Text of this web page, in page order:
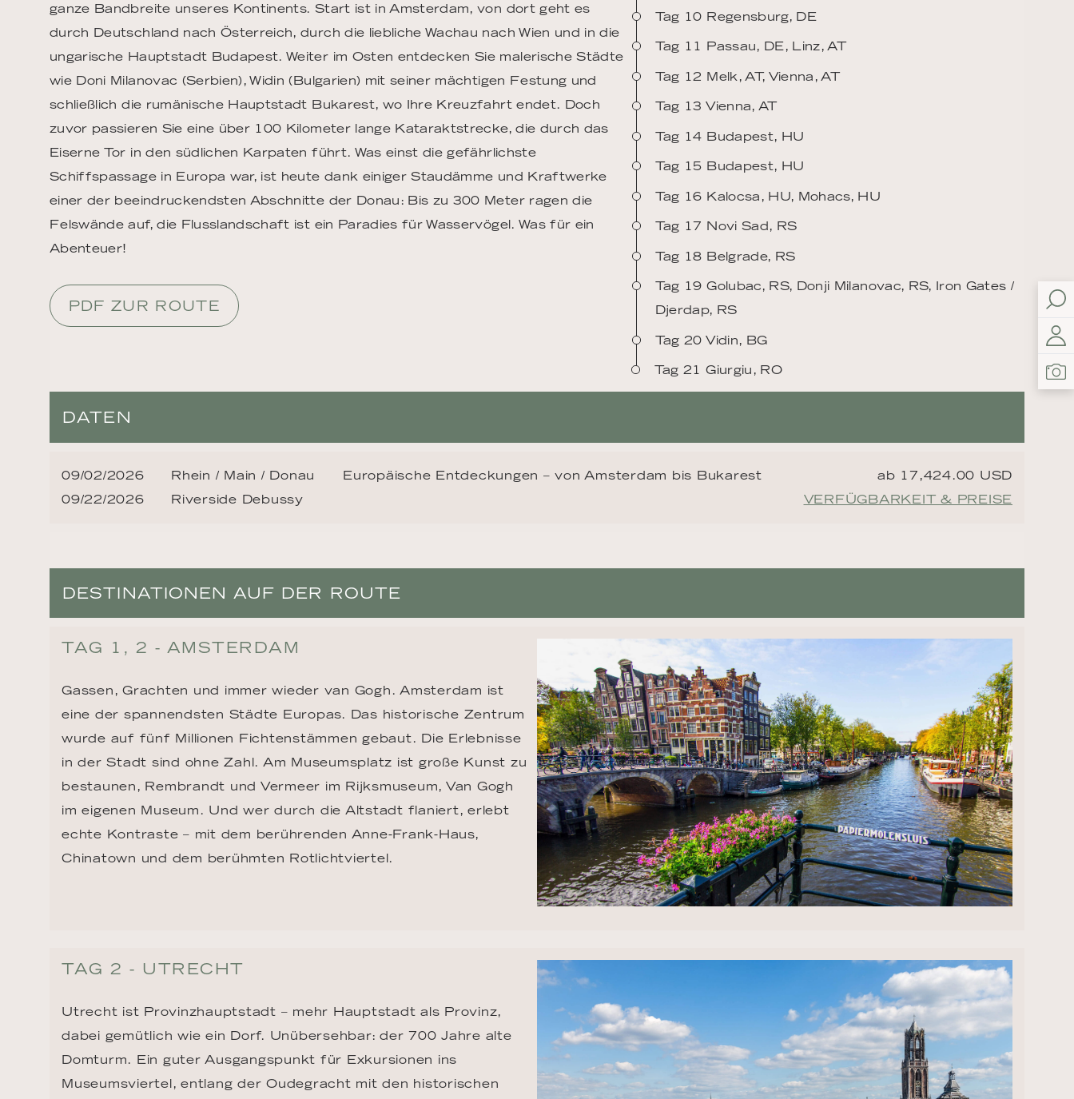
Tag 10 Regensburg, DE
Tag 11 Passau, DE, Linz, AT
Tag 12 Melk, AT, Vienna, AT
Tag 13 Vienna, AT
Tag 14 Budapest, HU
Tag 15 Budapest, HU
Tag 16 Kalocsa, HU, Mohacs, HU
Tag 17 Novi Sad, RS
Tag 18 Belgrade, RS
Tag 19 Golubac, RS, Donji Milanovac, RS, Iron Gates /
Djerdap, RS
Tag 20 Vidin, BG
Tag 21 Giurgiu, RO
ganze Bandbreite unseres Kontinents. Start ist in Amsterdam, von dort geht es
durch Deutschland nach Österreich, durch die liebliche Wachau nach Wien und in die
ungarische Hauptstadt Budapest. Weiter im Osten entdecken Sie malerische Städte
wie Doni Milanovac (Serbien), Widin (Bulgarien) mit seiner mächtigen Festung und
schließlich die rumänische Hauptstadt Bukarest, wo Ihre Kreuzfahrt endet. Doch
zuvor passieren Sie eine über 100 Kilometer lange Kataraktstrecke, die durch das
Eiserne Tor in den südlichen Karpaten führt. Was einst die gefährlichste
Schiffspassage in Europa war, ist heute dank einiger Staudämme und Kraftwerke
einer der beeindruckendsten Abschnitte der Donau: Bis zu 300 Meter ragen die
Felswände auf, die Flusslandschaft ist ein Paradies für Wasservögel. Was für ein
Abenteuer!
PDF ZUR ROUTE
DATEN
09/02/2026
09/22/2026
Rhein / Main / Donau
Riverside Debussy
Europäische Entdeckungen – von Amsterdam bis Bukarest
ab 17,424.00 USD
VERFÜGBARKEIT & PREISE
DESTINATIONEN AUF DER ROUTE
TAG 1, 2 - AMSTERDAM
Gassen, Grachten und immer wieder van Gogh. Amsterdam ist
eine der spannendsten Städte Europas. Das historische Zentrum
wurde auf fünf Millionen Fichtenstämmen gebaut. Die Erlebnisse
in der Stadt sind ohne Zahl. Am Museumsplatz ist große Kunst zu
bestaunen, Rembrandt und Vermeer im Rijksmuseum, Van Gogh
im eigenen Museum. Und wer durch die Altstadt flaniert, erlebt
echte Kontraste – mit dem berührenden Anne-Frank-Haus,
Chinatown und dem berühmten Rotlichtviertel.
TAG 2 - UTRECHT
Utrecht ist Provinzhauptstadt – mehr Hauptstadt als Provinz,
dabei gemütlich wie ein Dorf. Unübersehbar: der 700 Jahre alte
Domturm. Ein guter Ausgangspunkt für Exkursionen ins
Museumsviertel, entlang der Oudegracht mit den historischen